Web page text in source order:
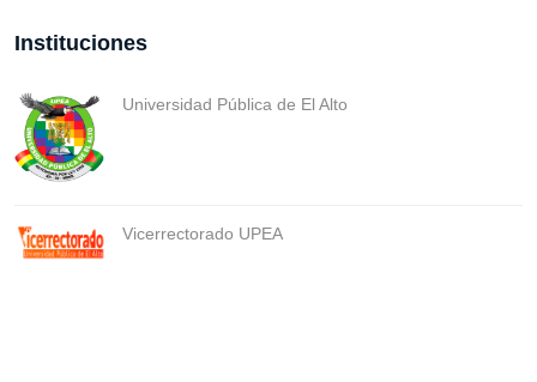
Instituciones
Universidad Pública de El Alto
Vicerrectorado UPEA